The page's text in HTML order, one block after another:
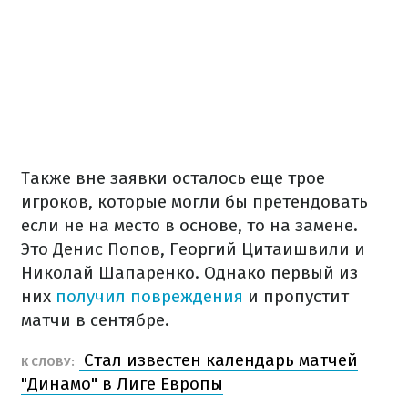
Также вне заявки осталось еще трое
игроков, которые могли бы претендовать
если не на место в основе, то на замене.
Это Денис Попов, Георгий Цитаишвили и
Николай Шапаренко. Однако первый из
них получил повреждения и пропустит
матчи в сентябре.
К СЛОВУ:
Стал известен календарь матчей
"Динамо" в Лиге Европы